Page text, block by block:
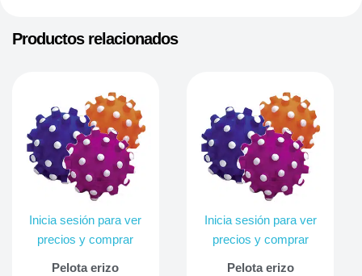
Productos relacionados
Inicia sesión para ver
precios y comprar
Pelota erizo
Inicia sesión para ver
precios y comprar
Pelota erizo